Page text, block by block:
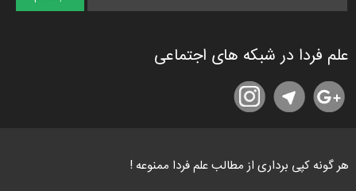
علم فردا در شبکه های اجتماعی
هر گونه کپی برداری از مطالب علم فردا ممنوعه !